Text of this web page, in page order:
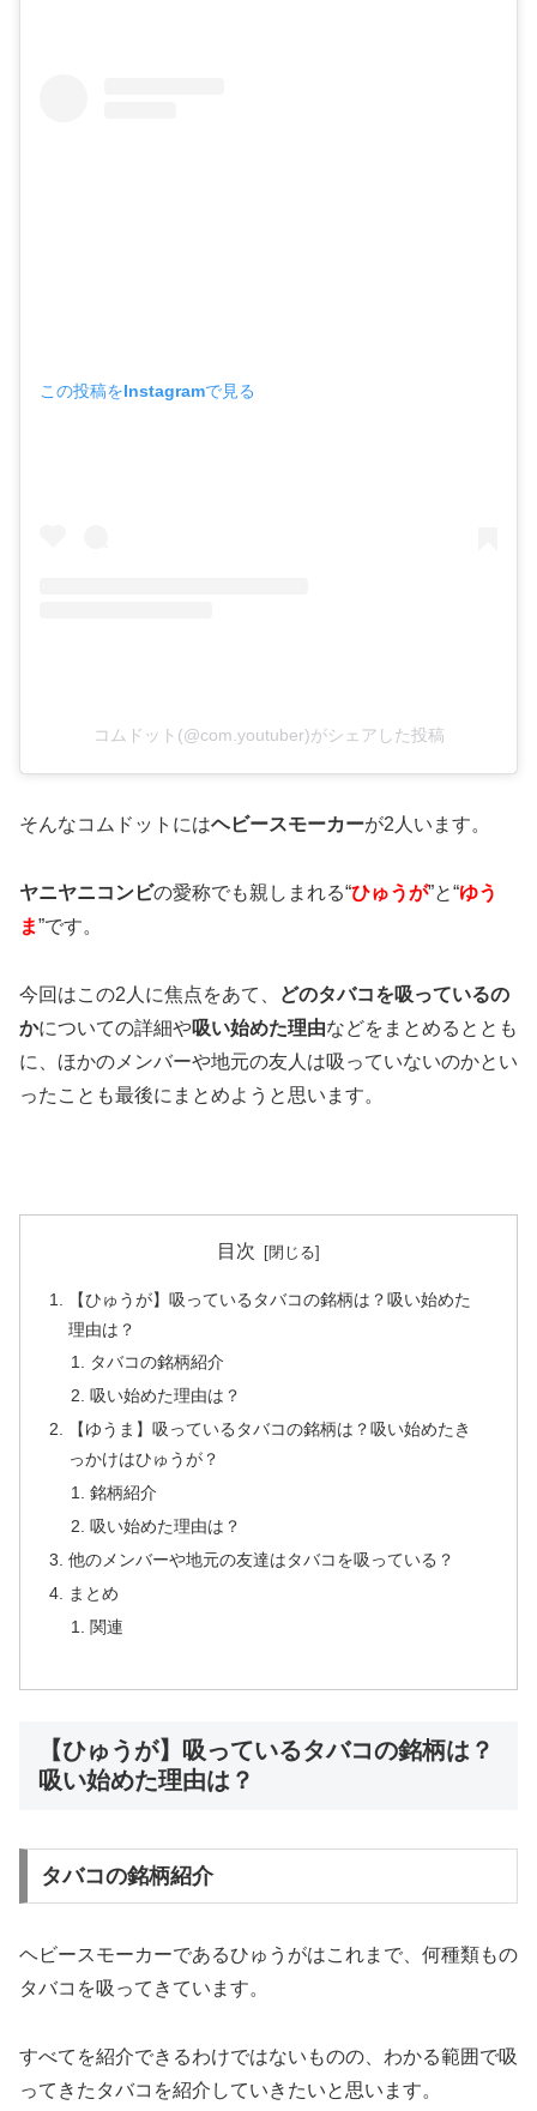
この投稿をInstagramで見る
コムドット(@com.youtuber)がシェアした投稿
そんなコムドットにはヘビースモーカーが2人います。
ヤニヤニコンビの愛称でも親しまれる“ひゅうが”と“ゆう
ま”です。
今回はこの2人に焦点をあて、
どのタバコを吸っているの
かについての詳細や吸い始めた理由などをまとめるととも
に、 ほかのメンバーや地元の友人は吸っていないのかとい
ったことも最後にまとめようと思います。
目次
【ひゅうが】吸っているタバコの銘柄は？吸い始めた
理由は？
タバコの銘柄紹介
吸い始めた理由は？
【ゆうま】吸っているタバコの銘柄は？吸い始めたき
っかけはひゅうが？
銘柄紹介
吸い始めた理由は？
他のメンバーや地元の友達はタバコを吸っている？
まとめ
関連
【ひゅうが】吸っているタバコの銘柄は？
吸い始めた理由は？
タバコの銘柄紹介
ヘビースモーカーであるひゅうがはこれまで、何種類もの
タバコを吸ってきています。
すべてを紹介できるわけではないものの、わかる範囲で吸
ってきたタバコを紹介していきたいと思います。